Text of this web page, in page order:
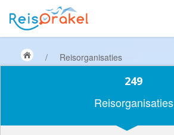
/ Reisorganisaties
249
Reisorganisaties